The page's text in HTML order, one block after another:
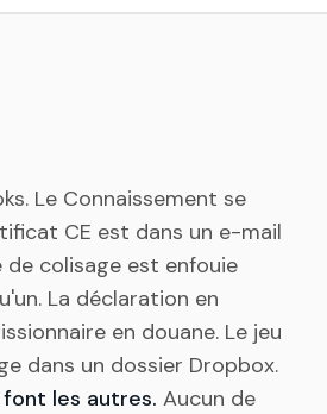
Le Connaissement se
CE est dans un e-mail
colisage est enfouie
La déclaration en
en douane. Le jeu
dans un dossier Dropbox.
les autres. Aucun de